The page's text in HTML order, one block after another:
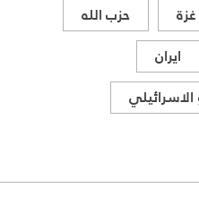
غزة
حزب الله
ايران
الاسرائيلي